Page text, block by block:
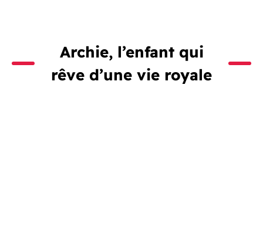
Archie, l’enfant qui
rêve d’une vie royale